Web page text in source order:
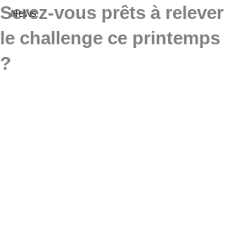
News
Serez-vous prêts à relever
le challenge ce printemps
?